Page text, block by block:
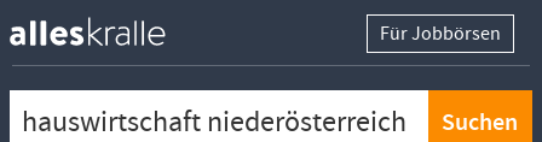
Für Jobbörsen